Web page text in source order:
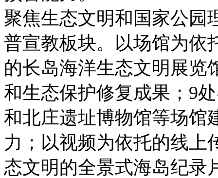
聚焦生态文明和国家公园
普宣教板块。以场馆为依
的长岛海洋生态文明展览
和生态保护修复成果；9
和北庄遗址博物馆等场馆
力；以视频为依托的线上
态文明的全景式海岛纪录